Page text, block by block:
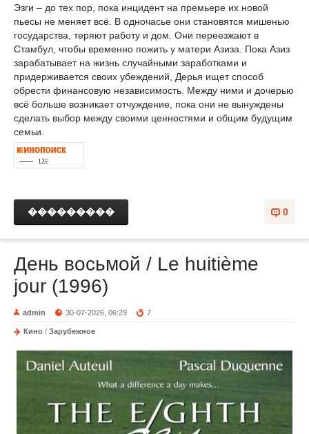
Эзги – до тех пор, пока инцидент на премьере их новой
пьесы не меняет всё. В одночасье они становятся мишенью
государства, теряют работу и дом. Они переезжают в
Стамбул, чтобы временно пожить у матери Азиза. Пока Азиз
зарабатывает на жизнь случайными заработками и
придерживается своих убеждений, Дерья ищет способ
обрести финансовую независимость. Между ними и дочерью
всё больше возникает отчуждение, пока они не вынуждены
сделать выбор между своими ценностями и общим будущим
семьи.
0
���������
День восьмой / Le huitième
jour (1996)
admin 30-07-2026, 06:29 7
Кино / Зарубежное